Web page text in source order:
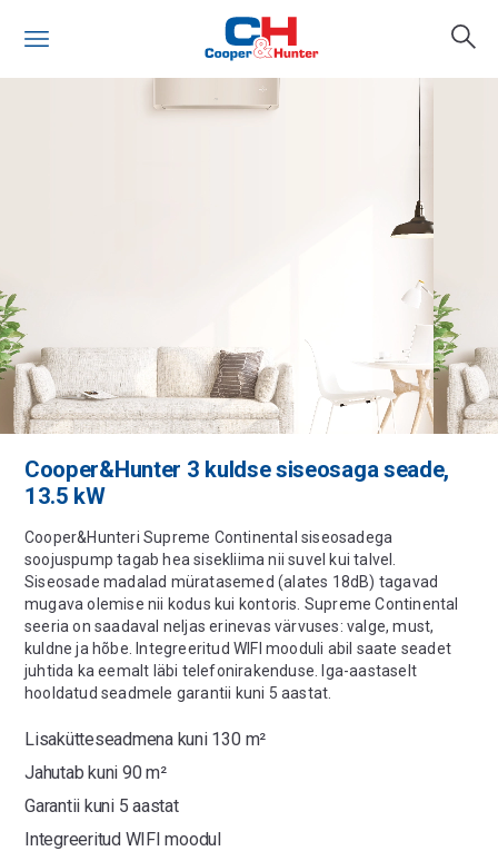
Cooper&Hunter 3 kuldse siseosaga seade,
13.5 kW
Cooper&Hunteri Supreme Continental siseosadega
soojuspump tagab hea sisekliima nii suvel kui talvel.
Siseosade madalad müratasemed (alates 18dB) tagavad
mugava olemise nii kodus kui kontoris. Supreme Continental
seeria on saadaval neljas erinevas värvuses: valge, must,
kuldne ja hõbe. Integreeritud WIFI mooduli abil saate seadet
juhtida ka eemalt läbi telefonirakenduse. Iga-aastaselt
hooldatud seadmele garantii kuni 5 aastat.
Lisakütteseadmena kuni 130 m²
Jahutab kuni 90 m²
Garantii kuni 5 aastat
Integreeritud WIFI moodul